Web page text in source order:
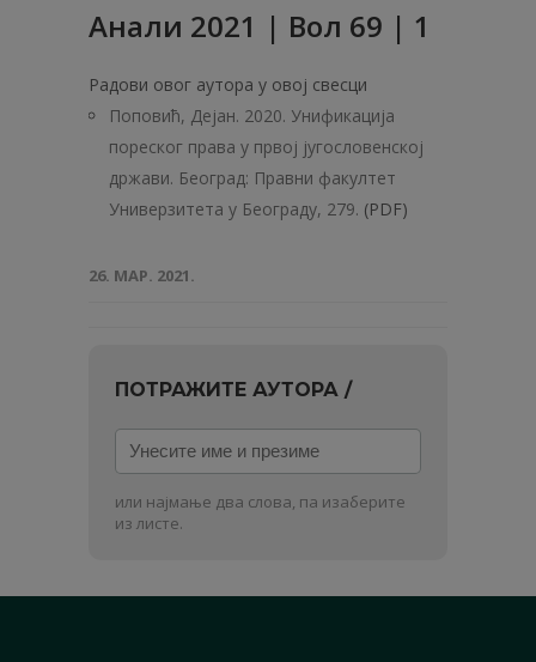
Анали 2021 | Вол 69 | 1
Радови овог аутора у овој свесци
Поповић, Дејан. 2020. Унификација
пореског права у првој југословенској
држави. Београд: Правни факултет
Универзитета у Београду, 279. (PDF)
26. МАР. 2021.
ПОТРАЖИТЕ АУТОРА /
Унесите
име
и
презиме
или најмање два слова, па изаберите
из листе.